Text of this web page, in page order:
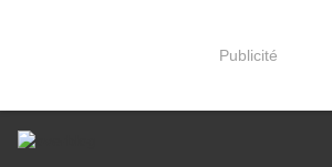
Publicité